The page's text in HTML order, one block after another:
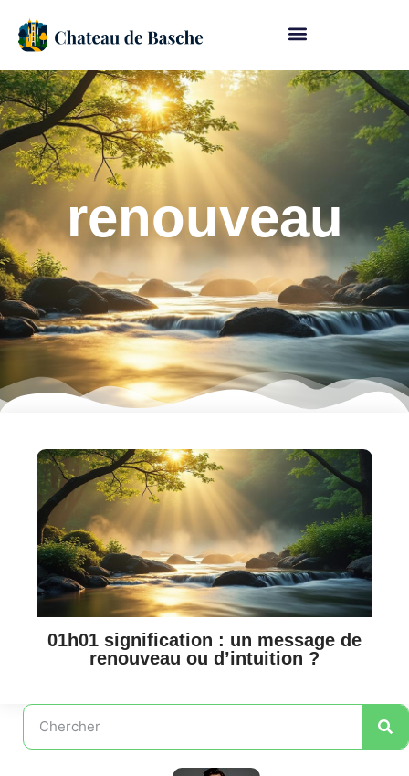
renouveau
01h01 signification : un message de
renouveau ou d’intuition ?